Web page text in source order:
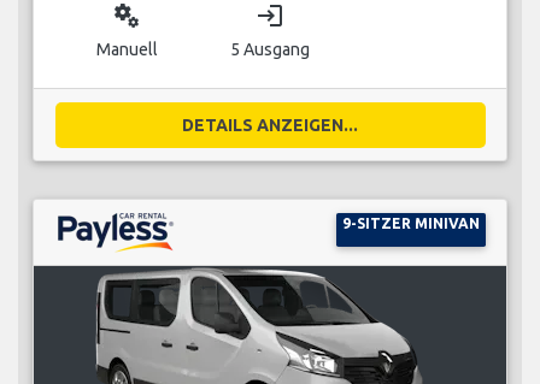
miscellaneous_services
Manuell
login
5 Ausgang
DETAILS ANZEIGEN...
9-SITZER MINIVAN